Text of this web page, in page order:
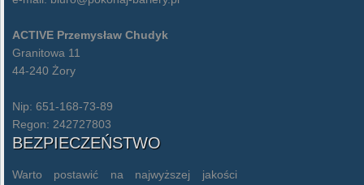
ACTIVE Przemysław Chudyk
Granitowa 11
44-240 Żory
Nip: 651-168-73-89
Regon: 242727803
BEZPIECZEŃSTWO
Warto postawić na najwyższej jakości